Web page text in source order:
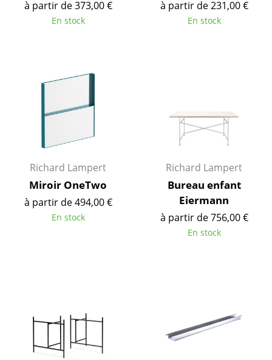
Lits doubles
Lits enfants
Tables de chevet et Accessoires de lit
Horloges
Miroirs
Boîtes de rangement
Couvertures
à partir de 373,00 €
En stock
à partir de 231,00 €
En stock
Richard Lampert
Miroir OneTwo
à partir de 494,00 €
En stock
Richard Lampert
Bureau enfant
Eiermann
à partir de 756,00 €
En stock